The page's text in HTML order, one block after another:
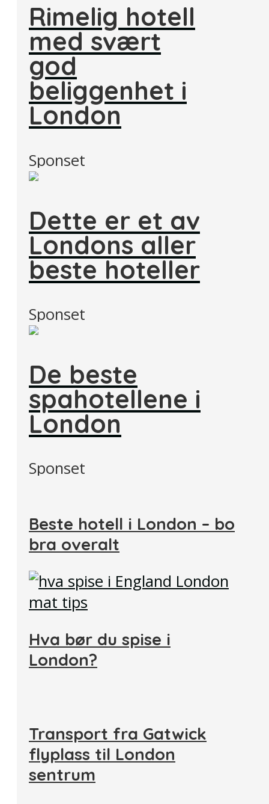
Rimelig hotell
med svært
god
beliggenhet i
London
Sponset
Dette er et av
Londons aller
beste hoteller
Sponset
De beste
spahotellene i
London
Sponset
Beste hotell i London – bo
bra overalt
Hva bør du spise i
London?
Transport fra Gatwick
flyplass til London
sentrum